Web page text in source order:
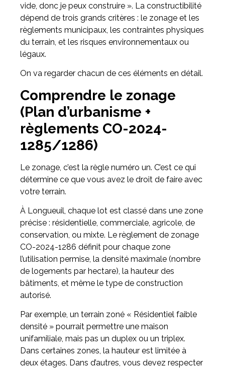
vide, donc je peux construire ». La constructibilité
dépend de trois grands critères : le zonage et les
règlements municipaux, les contraintes physiques
du terrain, et les risques environnementaux ou
légaux.
On va regarder chacun de ces éléments en détail.
Comprendre le zonage
(Plan d’urbanisme +
règlements CO-2024-
1285/1286)
Le zonage, c’est la règle numéro un. C’est ce qui
détermine ce que vous avez le droit de faire avec
votre terrain.
À Longueuil, chaque lot est classé dans une zone
précise : résidentielle, commerciale, agricole, de
conservation, ou mixte. Le règlement de zonage
CO-2024-1286 définit pour chaque zone
l’utilisation permise, la densité maximale (nombre
de logements par hectare), la hauteur des
bâtiments, et même le type de construction
autorisé.
Par exemple, un terrain zoné « Résidentiel faible
densité » pourrait permettre une maison
unifamiliale, mais pas un duplex ou un triplex.
Dans certaines zones, la hauteur est limitée à
deux étages. Dans d’autres, vous devez respecter